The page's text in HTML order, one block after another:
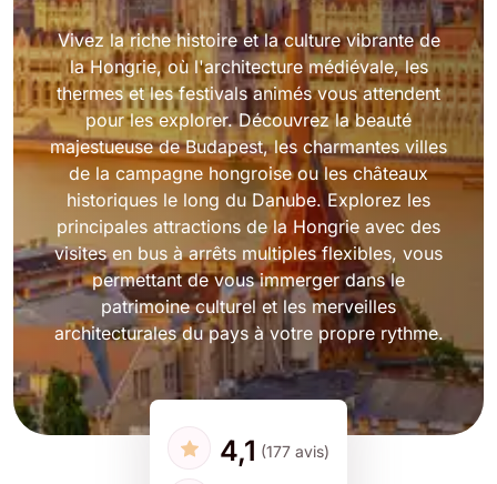
Vivez la riche histoire et la culture vibrante de
la Hongrie, où l'architecture médiévale, les
thermes et les festivals animés vous attendent
pour les explorer. Découvrez la beauté
majestueuse de Budapest, les charmantes villes
de la campagne hongroise ou les châteaux
historiques le long du Danube. Explorez les
principales attractions de la Hongrie avec des
visites en bus à arrêts multiples flexibles, vous
permettant de vous immerger dans le
patrimoine culturel et les merveilles
architecturales du pays à votre propre rythme.
4,1 (177 avis)